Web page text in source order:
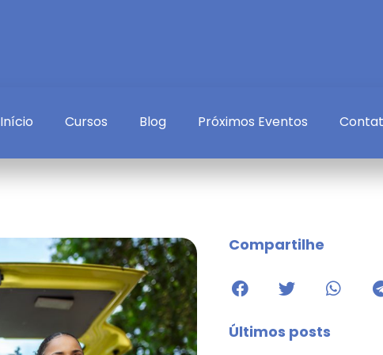
Início Cursos Blog Próximos Eventos
Compartilhe
Últimos posts